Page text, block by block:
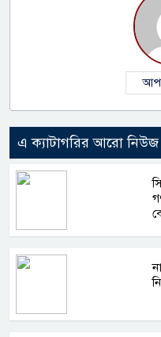
এ ক্যাটাগরির আরো নিউজ